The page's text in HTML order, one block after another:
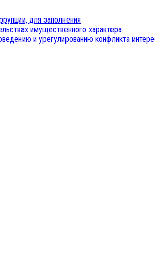
для заполнения
имущественного характера
и урегулированию конфликта